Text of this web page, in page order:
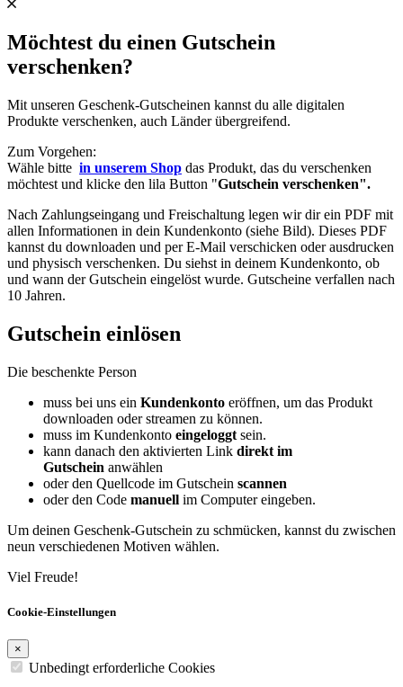
Möchtest du einen Gutschein
verschenken?
Mit unseren Geschenk-Gutscheinen kannst du alle digitalen
Produkte verschenken, auch Länder übergreifend.
Zum Vorgehen:
Wähle bitte in unserem Shop das Produkt, das du verschenken
möchtest und klicke den lila Button "Gutschein verschenken".
Nach Zahlungseingang und Freischaltung legen wir dir ein PDF mit
allen Informationen in dein Kundenkonto (siehe Bild). Dieses PDF
kannst du downloaden und per E-Mail verschicken oder ausdrucken
und physisch verschenken. Du siehst in deinem Kundenkonto, ob
und wann der Gutschein eingelöst wurde. Gutscheine verfallen nach
10 Jahren.
Gutschein einlösen
Die beschenkte Person
muss bei uns ein Kundenkonto eröffnen, um das Produkt
downloaden oder streamen zu können.
muss im Kundenkonto eingeloggt sein.
kann danach den aktivierten Link direkt im
Gutschein anwählen
oder den Quellcode im Gutschein scannen
oder den Code manuell im Computer eingeben.
Um deinen Geschenk-Gutschein zu schmücken, kannst du zwischen
neun verschiedenen Motiven wählen.
Viel Freude!
Cookie-Einstellungen
×
Unbedingt erforderliche Cookies